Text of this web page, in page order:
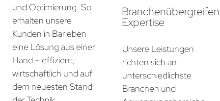
und Optimierung. So
erhalten unsere
Kunden in Barleben
eine Lösung aus einer
Hand – effizient,
wirtschaftlich und auf
dem neuesten Stand
Expertise
Unsere Leistungen
richten sich an
unterschiedlichste
Branchen und